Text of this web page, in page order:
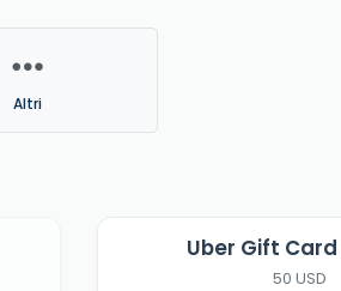
Altri
Uber Gift Card
50 USD